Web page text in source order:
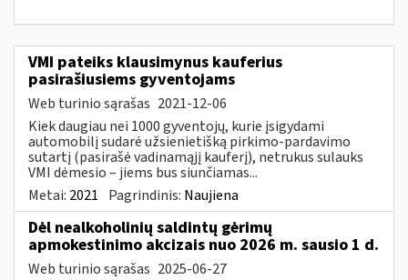
VMI pateiks klausimynus kauferius
pasirašiusiems gyventojams
Web turinio sąrašas 2021-12-06
Kiek daugiau nei 1000 gyventojų, kurie įsigydami
automobilį sudarė užsienietišką pirkimo-pardavimo
sutartį (pasirašė vadinamąjį kauferį), netrukus sulauks
VMI dėmesio – jiems bus siunčiamas...
Metai: 2021 Pagrindinis: Naujiena
Dėl nealkoholinių saldintų gėrimų
apmokestinimo akcizais nuo 2026 m. sausio 1 d.
Web turinio sąrašas 2025-06-27